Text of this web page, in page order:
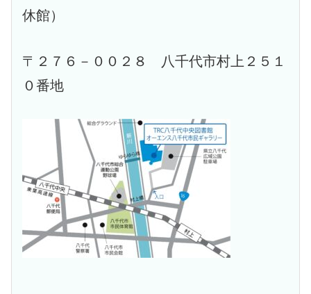
休館）
〒２７６－００２８ 八千代市村上２５１
０番地